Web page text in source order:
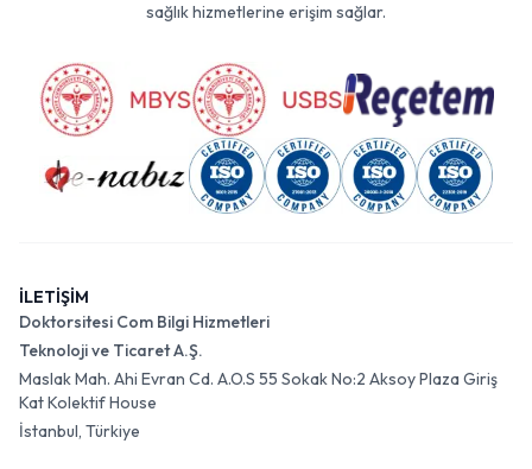
sağlık hizmetlerine erişim sağlar.
İLETİŞİM
Doktorsitesi Com Bilgi Hizmetleri
Teknoloji ve Ticaret A.Ş.
Maslak Mah. Ahi Evran Cd. A.O.S 55 Sokak No:2 Aksoy Plaza Giriş
Kat Kolektif House
İstanbul, Türkiye